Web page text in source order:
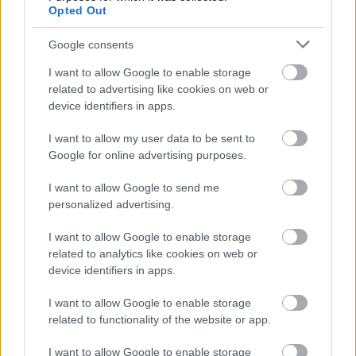
Opted Out
Google consents
I want to allow Google to enable storage
related to advertising like cookies on web or
device identifiers in apps.
I want to allow my user data to be sent to
Google for online advertising purposes.
I want to allow Google to send me
personalized advertising.
I want to allow Google to enable storage
related to analytics like cookies on web or
device identifiers in apps.
I want to allow Google to enable storage
related to functionality of the website or app.
I want to allow Google to enable storage
Persze ilyenkor megszólal bennem a rajongó, a
zenész és közbeszól a személyes ismeretség is.
Dennis Lyxzénnel 1999. októberében volt szerencsém
találkozni első alkalommal, mikor is a megboldogult
Jailhouse pincéjében, kezdő koncertszervezőként
láttam vendégül Refused utáni fő zenekarát, az 1998
óta létezőThe (International) Noise Conspiracy
– majd töltöttünk el még egy egész hétvégét egymás
ugyanis odalett a turnébuszuk motorja, amely egy
igazi amerikai bestia lévén szinte
évek végi, őszi, budapesti hétvégén. „Dodge? Az mi?
Ford, Volkswagen talán. Dodge, az lehetetlen, majd
esetleg hétfőn” – szólt a válasz. Ahogyan a Refused,
úgy a Dodge is hivatkozási alap lett, hiszen legyen az
bárhol és bármikor a világon, a Noise Conspiracy és
Dennis nem győzte megköszönni, hogy várost
néztünk és segítettem szerelőt keresni (ez utóbbit a